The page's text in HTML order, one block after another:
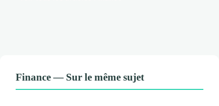
Finance — Sur le même sujet